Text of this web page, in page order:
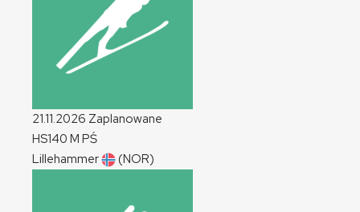
21.11.2026 Zaplanowane
HS140 M PŚ
Lillehammer
(NOR)